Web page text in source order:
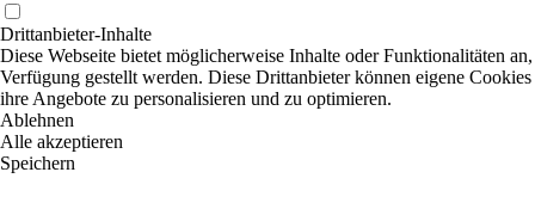
Drittanbieter-Inhalte
Diese Webseite bietet möglicherweise Inhalte oder Funktionalitäten
Verfügung gestellt werden. Diese Drittanbieter können eigene
ihre Angebote zu personalisieren und zu optimieren.
Ablehnen
Alle akzeptieren
Speichern